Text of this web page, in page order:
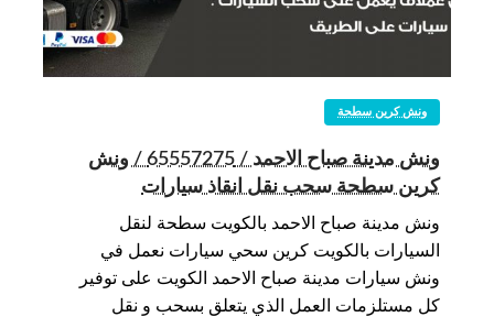
ونش كرين سطحة
ونش مدينة صباح الاحمد / 65557275 / ونش
كرين سطحة سحب نقل انقاذ سيارات
ونش مدينة صباح الاحمد بالكويت سطحة لنقل
السيارات بالكويت كرين سحي سيارات نعمل في
ونش سيارات مدينة صباح الاحمد الكويت على توفير
كل مستلزمات العمل الذي يتعلق بسحب و نقل